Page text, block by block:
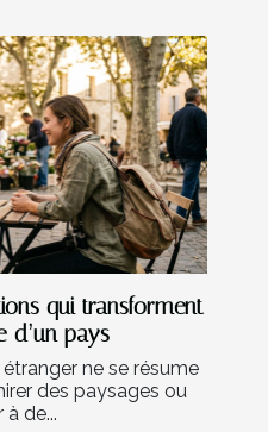
qui transforment
d’un pays
ne se résume
des paysages ou
de...